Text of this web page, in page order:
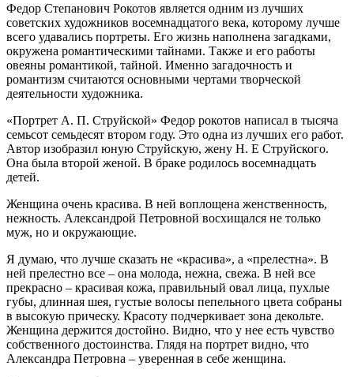
Федор Степанович Рокотов является одним из лучших
советских художников восемнадцатого века, которому лучше
всего удавались портреты. Его жизнь наполнена загадками,
окружена романтическими тайнами. Также и его работы
овеяны романтикой, тайной. Именно загадочность и
романтизм считаются основными чертами творческой
деятельности художника.
«Портрет А. П. Струйской» Федор рокотов написал в тысяча
семьсот семьдесят втором году. Это одна из лучших его работ.
Автор изобразил юную Струйскую, жену Н. Е Струйского.
Она была второй женой. В браке родилось восемнадцать
детей.
Женщина очень красива. В ней воплощена женственность,
нежность. Александрой Петровной восхищался не только
муж, но и окружающие.
Я думаю, что лучше сказать не «красива», а «прелестна». В
ней прелестно все – она молода, нежна, свежа. В ней все
прекрасно – красивая кожа, правильный овал лица, пухлые
губы, длинная шея, густые волосы пепельного цвета собраны
в высокую прическу. Красоту подчеркивает зона декольте.
Женщина держится достойно. Видно, что у нее есть чувство
собственного достоинства. Глядя на портрет видно, что
Александра Петровна – уверенная в себе женщина.